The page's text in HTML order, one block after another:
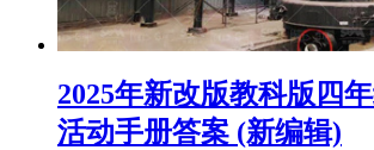
2025年新改版教科版四
活动手册答案 (新编辑)